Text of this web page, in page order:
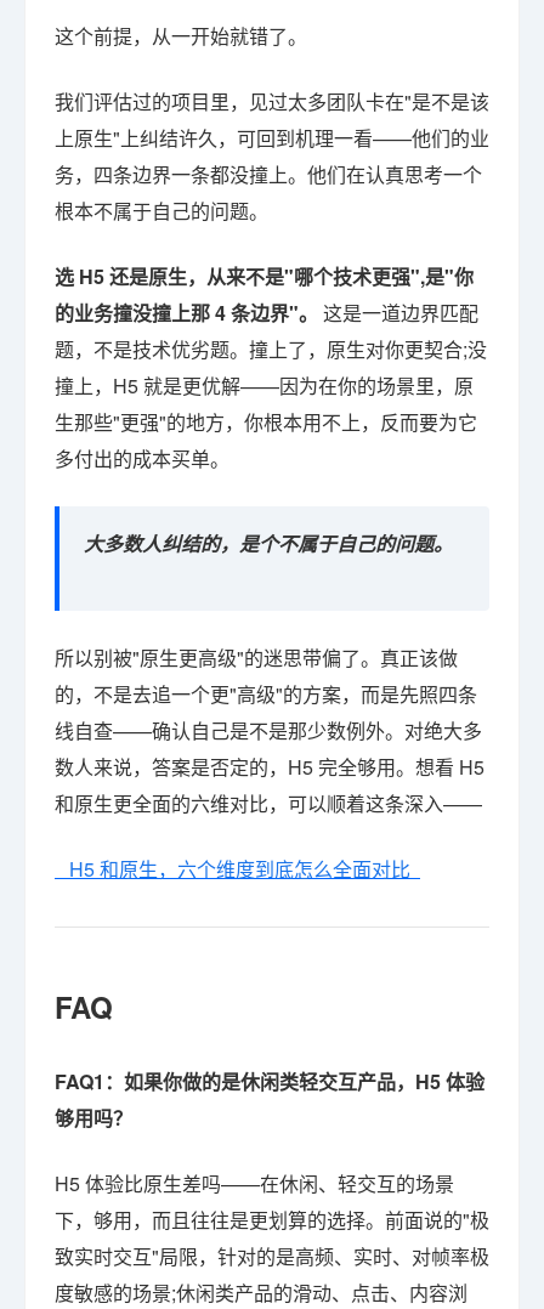
这个前提，从一开始就错了。
我们评估过的项目里，见过太多团队卡在"是不是该
上原生"上纠结许久，可回到机理一看——他们的业
务，四条边界一条都没撞上。他们在认真思考一个
根本不属于自己的问题。
选 H5 还是原生，从来不是"哪个技术更强",是"你
的业务撞没撞上那 4 条边界"。 这是一道边界匹配
题，不是技术优劣题。撞上了，原生对你更契合;没
撞上，H5 就是更优解——因为在你的场景里，原
生那些"更强"的地方，你根本用不上，反而要为它
多付出的成本买单。
大多数人纠结的，是个不属于自己的问题。
所以别被"原生更高级"的迷思带偏了。真正该做
的，不是去追一个更"高级"的方案，而是先照四条
线自查——确认自己是不是那少数例外。对绝大多
数人来说，答案是否定的，H5 完全够用。想看 H5
和原生更全面的六维对比，可以顺着这条深入——
H5 和原生，六个维度到底怎么全面对比
FAQ
FAQ1：如果你做的是休闲类轻交互产品，H5 体验
够用吗？
H5 体验比原生差吗——在休闲、轻交互的场景
下，够用，而且往往是更划算的选择。前面说的"极
致实时交互"局限，针对的是高频、实时、对帧率极
度敏感的场景;休闲类产品的滑动、点击、内容浏